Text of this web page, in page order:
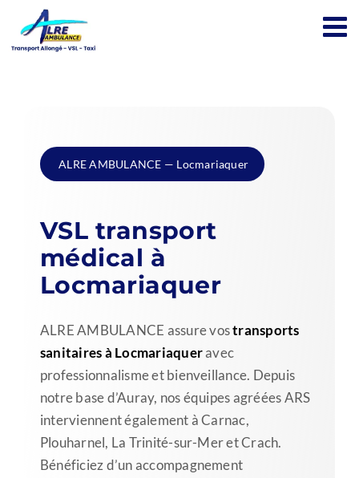
contenu
ALRE AMBULANCE — Locmariaquer
VSL transport
médical à
Locmariaquer
ALRE AMBULANCE assure vostransports
sanitaires à Locmariaqueravec
professionnalisme et bienveillance. Depuis
notre base d’Auray, nos équipes agréées ARS
interviennent également à Carnac,
Plouharnel, La Trinité-sur-Mer et Crach.
Bénéficiez d’un accompagnement